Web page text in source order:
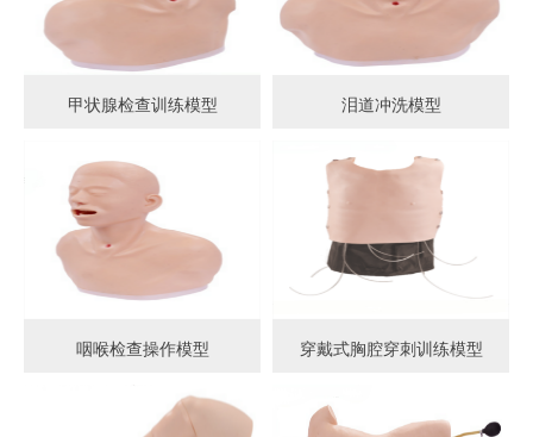
甲状腺检查训练模型 泪道冲洗模型
咽喉检查操作模型 穿戴式胸腔穿刺训练模型